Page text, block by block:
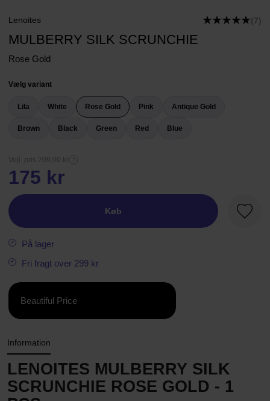
Lenoites (7)
MULBERRY SILK SCRUNCHIE
Rose Gold
Vælg variant
Lila White Rose Gold Pink Antique Gold
Brown Black Green Red Blue
Vejl. pris 209,00 kr
175 kr
Køb
På lager
Fri fragt over 299 kr
Beautiful Price
Information
LENOITES MULBERRY SILK
SCRUNCHIE ROSE GOLD - 1